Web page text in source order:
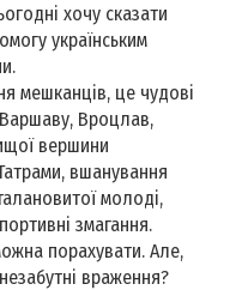
хочу сказати
українським
мешканців, це чудові
Варшаву, Вроцлав,
вершини
вшанування
молоді,
змагання.
порахувати. Але,
враження?